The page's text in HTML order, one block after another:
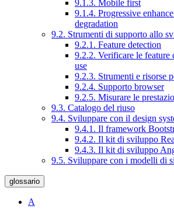
9.1.3. Mobile first
9.1.4. Progressive
degradation
9.2. Strumenti di supporto allo
9.2.1. Feature detection
9.2.2. Verificare le
use
9.2.3. Strumenti e risorse
9.2.4. Supporto browser
9.2.5. Misurare le
9.3. Catalogo del riuso
9.4. Sviluppare con il design
9.4.1. Il framework
9.4.2. Il kit di sviluppo
9.4.3. Il kit di sviluppo
9.5. Sviluppare con i modelli di
glossario
A